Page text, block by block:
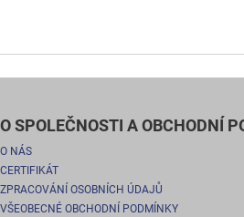
O SPOLEČNOSTI A OBCHODNÍ
O NÁS
CERTIFIKÁT
ZPRACOVÁNÍ OSOBNÍCH ÚDAJŮ
VŠEOBECNÉ OBCHODNÍ PODMÍNKY